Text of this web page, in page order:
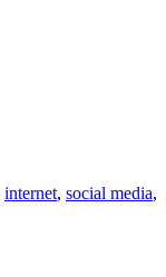
internet, social media,